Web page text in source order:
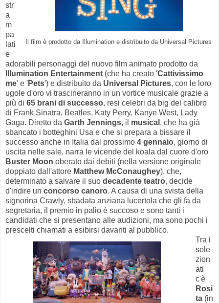
Il film è prodotto da Illumination e distribuito da Universal Pictures
str
a
m
pa
lati
e
adorabili personaggi del nuovo film animato prodotto da
Illumination Entertainment (che ha creato 'Cattivissimo
me' e 'Pets') e distribuito da Universal Pictures, con le loro
ugole d'oro vi trascineranno in un vortice musicale grazie a
più di 65 brani di successo, resi celebri da big del calibro
di Frank Sinatra, Beatles, Katy Perry, Kanye West, Lady
Gaga. Diretto da Garth Jennings, il musical , che ha già
sbancato i botteghini Usa e che si prepara a bissare il
successo anche in Italia dal prossimo 4 gennaio, giorno di
uscita nelle sale, narra le vicende del koala dal cuore d'oro
Buster Moon oberato dai debiti (nella versione originale
doppiato dall'attore Matthew McConaughey), che,
determinato a salvare il suo decadente teatro, decide
d'indire un concorso canoro. A causa di una svista della
signorina Crawly, sbadata anziana lucertola che gli fa da
segretaria, il premio in palio è succoso e sono tanti i
candidati che si presentano alle audizioni, ma sono pochi i
prescelti chiamati a esibirsi davanti al pubblico.
Tra i
sele
zion
ati
c'è
Rosi
ta (in